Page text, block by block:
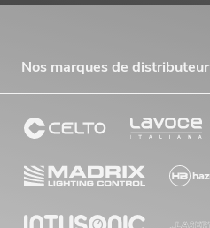
Nos marques de distributeur